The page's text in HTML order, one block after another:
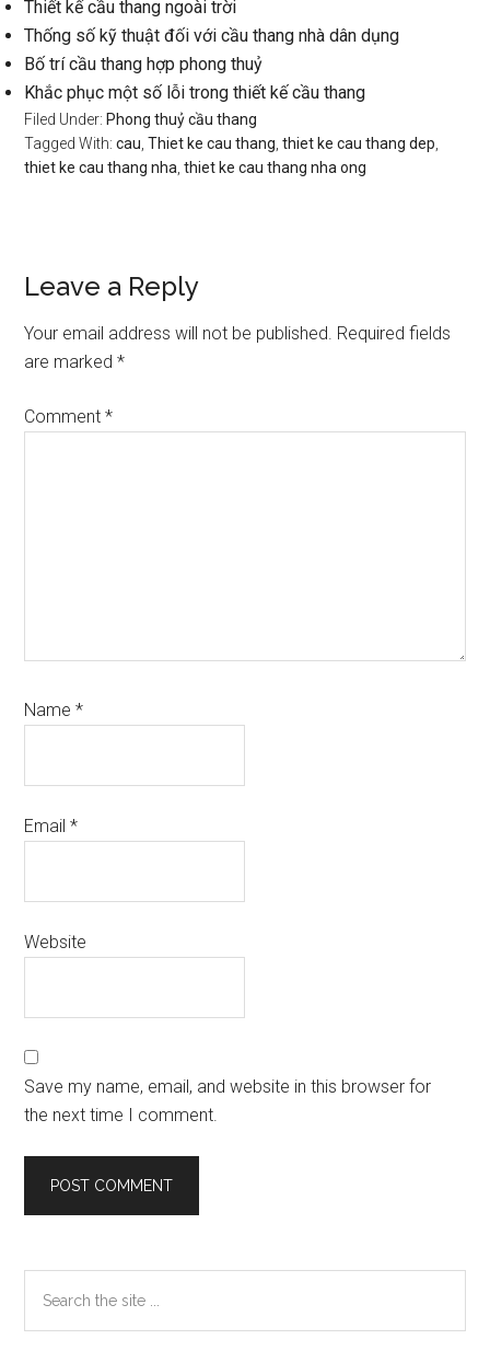
Thiết kế cầu thang ngoài trời
Thống số kỹ thuật đối với cầu thang nhà dân dụng
Bố trí cầu thang hợp phong thuỷ
Khắc phục một số lỗi trong thiết kế cầu thang
Filed Under: Phong thuỷ cầu thang
Tagged With:cau ,Thiet ke cau thang ,thiet ke cau thang dep
thiet ke cau thang nha ,thiet ke cau thang nha ong
Reader
Interactions
Leave a Reply
Your email address will not be published. Required fields
are marked*
Comment*
Name*
Email*
Website
Save my name, email, and website in this browser for
the next time I comment.
Primary
Sidebar
the